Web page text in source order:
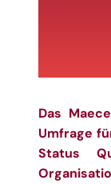
Das
Umfrage
Status